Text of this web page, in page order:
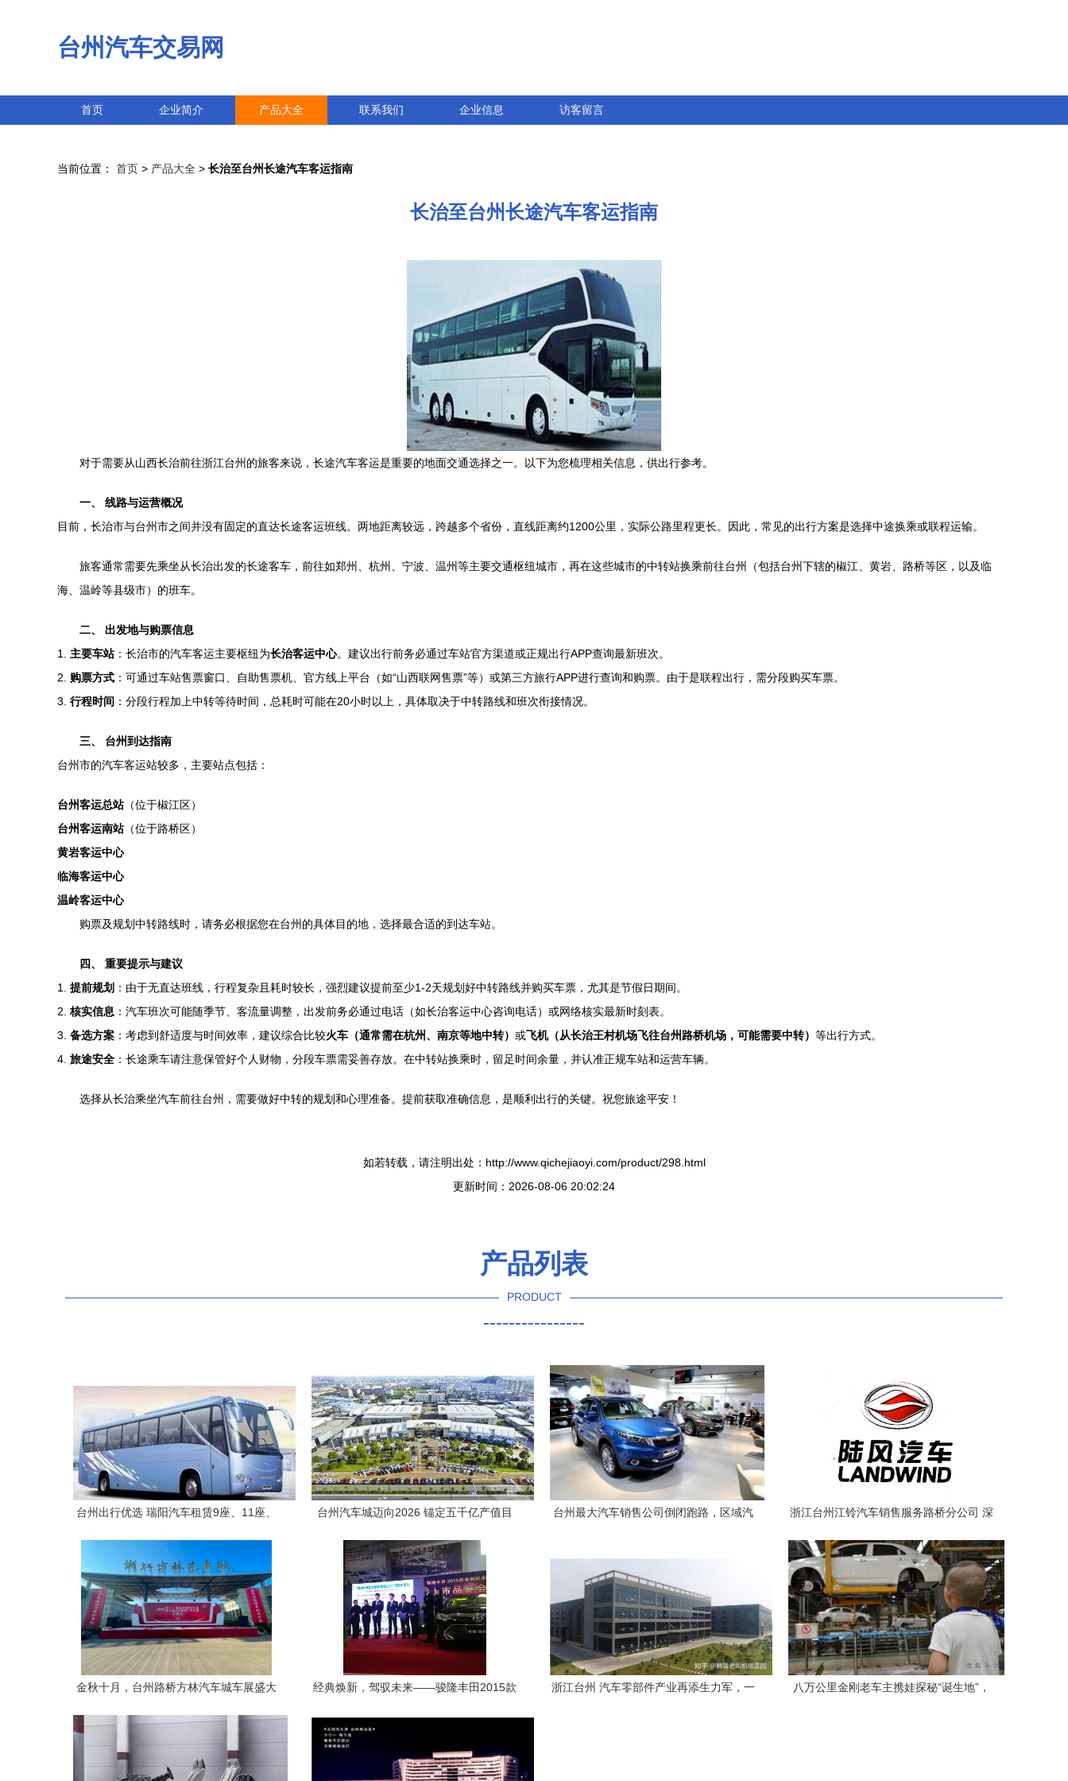
台州汽车交易网
首页 企业简介 产品大全 联系我们 企业信息 访客留言
当前位置： 首页 > 产品大全 > 长治至台州长途汽车客运指南
长治至台州长途汽车客运指南
对于需要从山西长治前往浙江台州的旅客来说，长途汽车客运是重要的地面交通选择之一。以下为您梳理相关信息，供出行参考。
一、 线路与运营概况
目前，长治市与台州市之间并没有固定的直达长途客运班线。两地距离较远，跨越多个省份，直线距离约1200公里，实际公路里程更长。因此，常见的出行方案是选择中途换乘或联程运输。
旅客通常需要先乘坐从长治出发的长途客车，前往如郑州、杭州、宁波、温州等主要交通枢纽城市，再在这些城市的中转站换乘前往台州（包括台州下辖的椒江、黄岩、路桥等区，以及临
海、温岭等县级市）的班车。
二、 出发地与购票信息
1. 主要车站：长治市的汽车客运主要枢纽为长治客运中心。建议出行前务必通过车站官方渠道或正规出行APP查询最新班次。
2. 购票方式 ：可通过车站售票窗口、自助售票机、官方线上平台（如“山西联网售票”等）或第三方旅行APP进行查询和购票。由于是联程出行，需分段购买车票。
3. 行程时间 ：分段行程加上中转等待时间，总耗时可能在20小时以上，具体取决于中转路线和班次衔接情况。
三、 台州到达指南
台州市的汽车客运站较多，主要站点包括：
台州客运总站（位于椒江区）
台州客运南站（位于路桥区）
黄岩客运中心
临海客运中心
温岭客运中心
购票及规划中转路线时，请务必根据您在台州的具体目的地，选择最合适的到达车站。
四、 重要提示与建议
1. 提前规划 ：由于无直达班线，行程复杂且耗时较长，强烈建议提前至少1-2天规划好中转路线并购买车票，尤其是节假日期间。
2. 核实信息 ：汽车班次可能随季节、客流量调整，出发前务必通过电话（如长治客运中心咨询电话）或网络核实最新时刻表。
3. 备选方案 ：考虑到舒适度与时间效率，建议综合比较火车（通常需在杭州、南京等地中转） 或飞机（从长治王村机场飞往台州路桥机场，可能需要中转） 等出行方式。
4. 旅途安全 ：长途乘车请注意保管好个人财物，分段车票需妥善存放。在中转站换乘时，留足时间余量，并认准正规车站和运营车辆。
选择从长治乘坐汽车前往台州，需要做好中转的规划和心理准备。提前获取准确信息，是顺利出行的关键。祝您旅途平安！
如若转载，请注明出处：http://www.qichejiaoyi.com/product/298.html
更新时间：2026-08-06 20:02:24
产品列表
PRODUCT
----------------
台州出行优选 瑞阳汽车租赁9座、11座、
台州汽车城迈向2026 锚定五千亿产值目
台州最大汽车销售公司倒闭跑路，区域汽
浙江台州江铃汽车销售服务路桥分公司 深
金秋十月，台州路桥方林汽车城车展盛大
经典焕新，驾驭未来——骏隆丰田2015款
浙江台州 汽车零部件产业再添生力军，一
八万公里金刚老车主携娃探秘“诞生地”，